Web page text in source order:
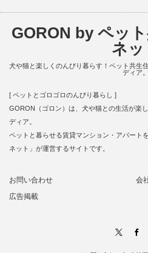
GORON by ペッ
ネッ
犬や猫と楽しくのんびり暮らす！ペット共生
ディア。
[ ペットとゴロゴロのんびり暮らし ]
GORON（ゴロン）は、犬や猫との生活が楽
ディア。
ペットと暮らせる賃貸マンション・アパート
ネット」が運営するサイトです。
お問い合わせ
会
広告掲載